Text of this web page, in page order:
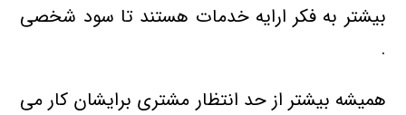
بیشتر به فکر ارایه خدمات هستند تا سود شخصی
.
همیشه بیشتر از حد انتظار مشتری برایشان کار می